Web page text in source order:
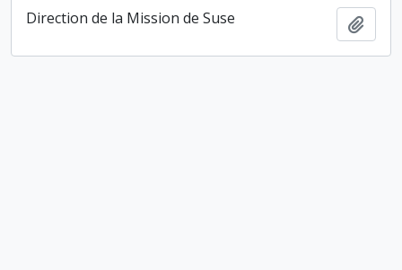
Direction de la Mission de Suse